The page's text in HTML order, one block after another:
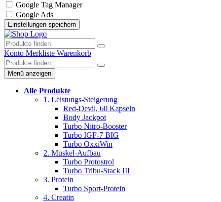
Google Tag Manager
Google Ads
Konto Merkliste Warenkorb
Menü anzeigen
Alle Produkte
1. Leistungs-Steigerung
Red-Devil, 60 Kapseln
Body Jackpot
Turbo Nitro-Booster
Turbo IGF-7 BIG
Turbo OxxiWin
2. Muskel-Aufbau
Turbo Protostrol
Turbo Tribu-Stack III
3. Protein
Turbo Sport-Protein
4. Creatin